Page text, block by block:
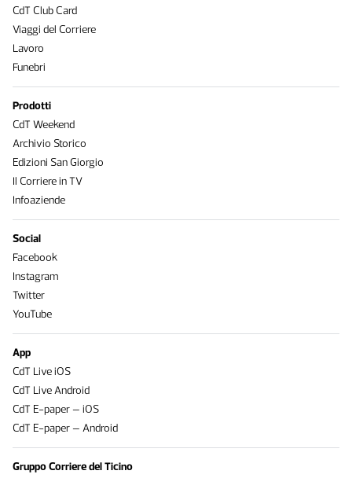
CdT Club Card
Viaggi del Corriere
Lavoro
Funebri
Prodotti
CdT Weekend
Archivio Storico
Edizioni San Giorgio
Il Corriere in TV
Infoaziende
Social
Facebook
Instagram
Twitter
YouTube
App
CdT Live iOS
CdT Live Android
CdT E-paper – iOS
CdT E-paper – Android
Gruppo Corriere del Ticino